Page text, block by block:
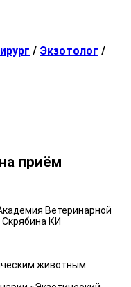
/ Экзотолог /
приём
Ветеринарной
КИ
животным